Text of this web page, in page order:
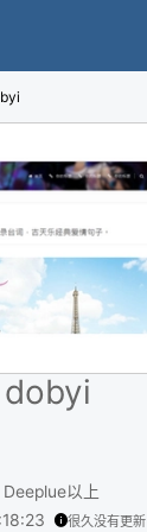
dobyi
以上
很久没有更新